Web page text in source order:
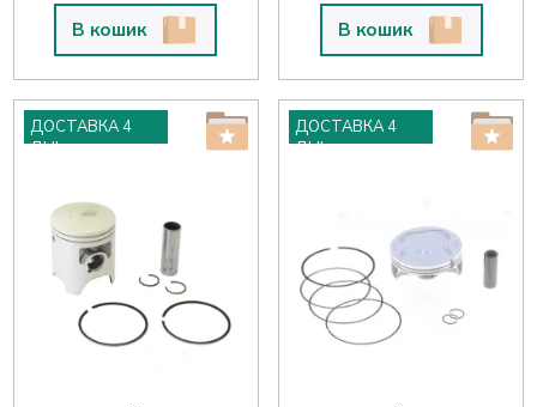
В кошик В кошик
ДОСТАВКА 4
ДНІ
ДОСТАВКА 4
ДНІ